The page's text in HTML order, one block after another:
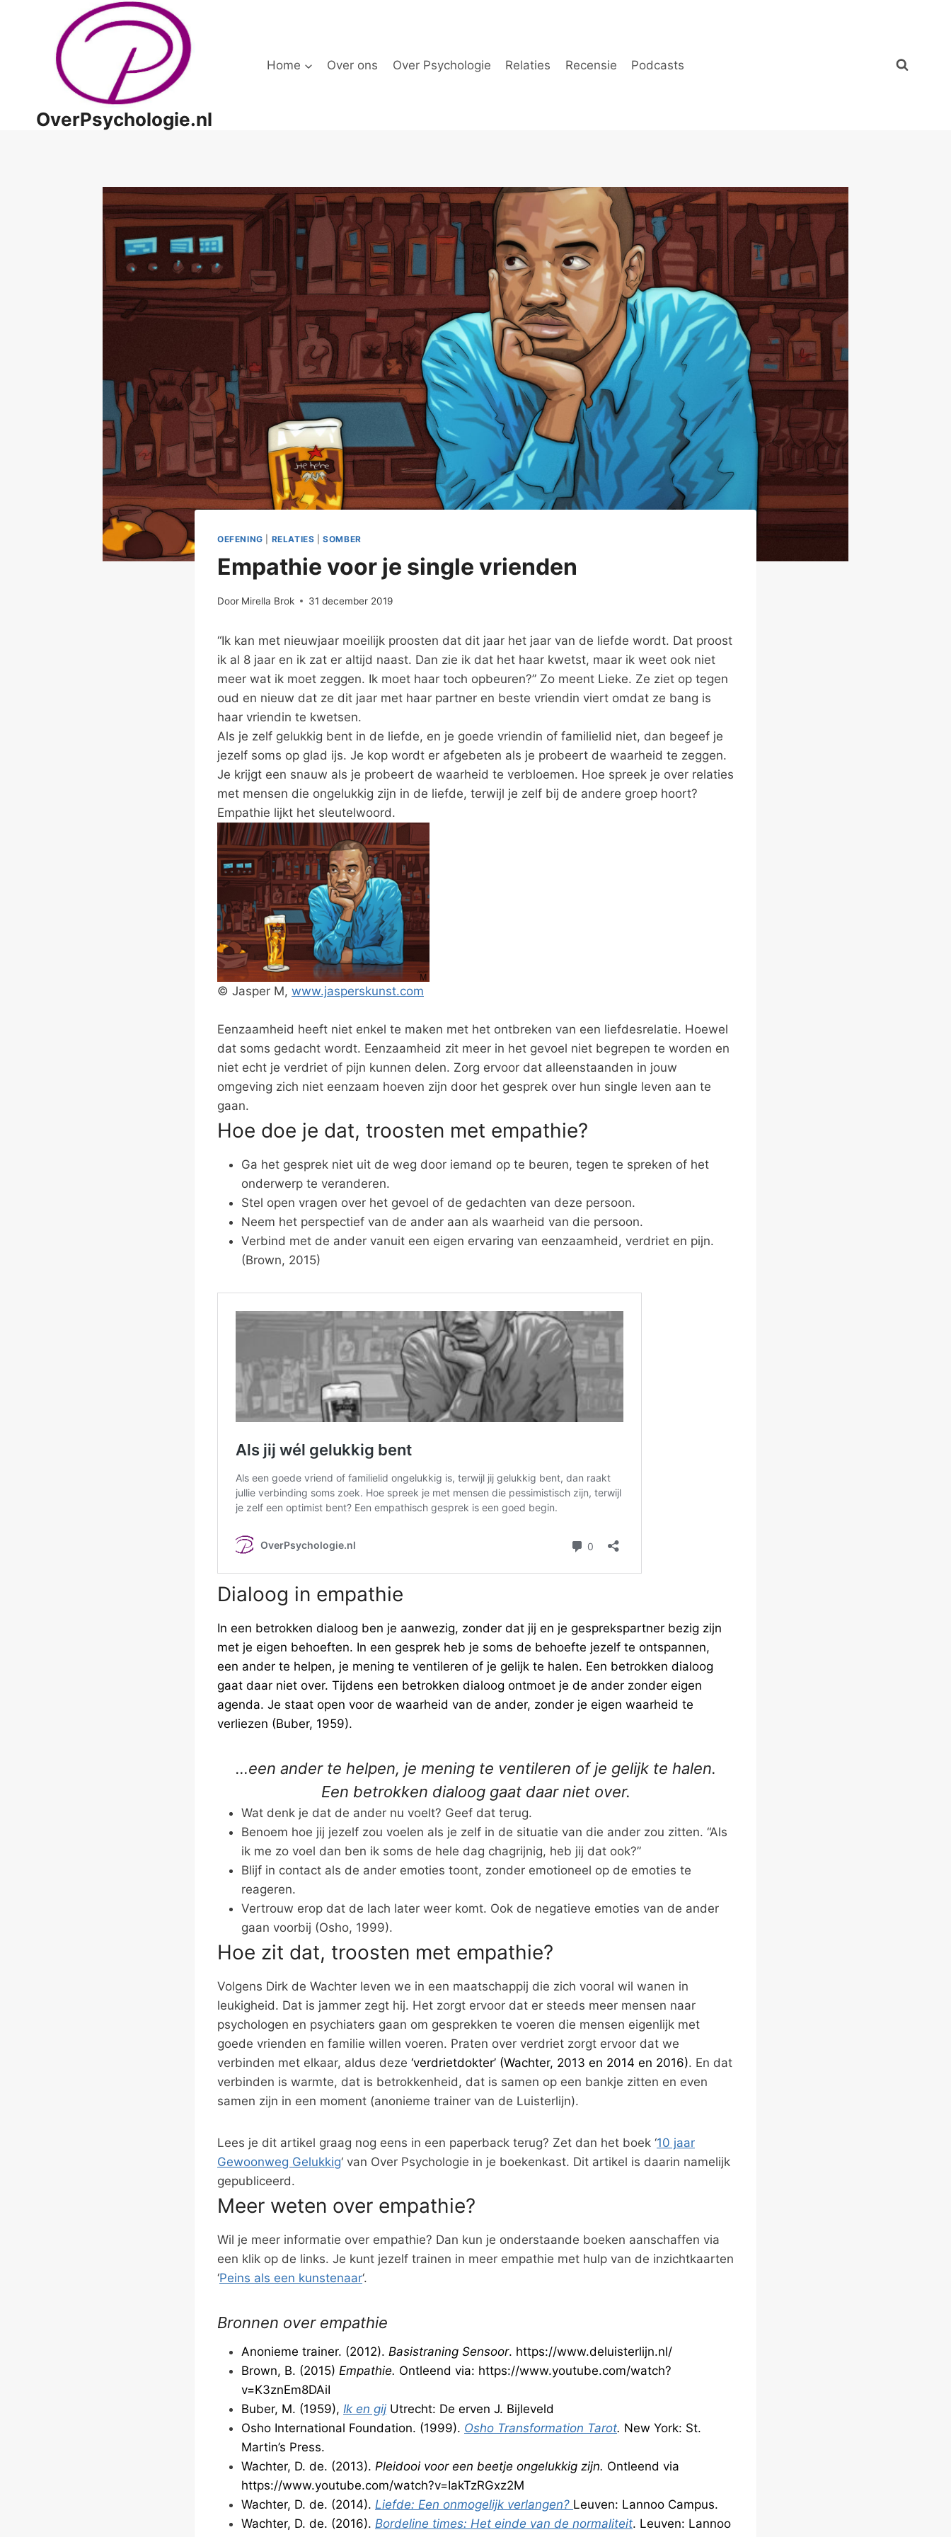
OverPsychologie.nl
Home Over ons Over Psychologie Relaties Recensie Podcasts
OEFENING RELATIES |SOMBER
Empathie voor je single vrienden
Door Mirella Brok 31 december 2019
“Ik kan met nieuwjaar moeilijk proosten dat dit jaar het jaar van de liefde wordt. Dat proost
ik al 8 jaar en ik zat er altijd naast. Dan zie ik dat het haar kwetst, maar ik weet ook niet
meer wat ik moet zeggen. Ik moet haar toch opbeuren?” Zo meent Lieke. Ze ziet op tegen
oud en nieuw dat ze dit jaar met haar partner en beste vriendin viert omdat ze bang is
haar vriendin te kwetsen.
Als je zelf gelukkig bent in de liefde, en je goede vriendin of familielid niet, dan begeef je
jezelf soms op glad ijs. Je kop wordt er afgebeten als je probeert de waarheid te zeggen.
Je krijgt een snauw als je probeert de waarheid te verbloemen. Hoe spreek je over relaties
met mensen die ongelukkig zijn in de liefde, terwijl je zelf bij de andere groep hoort?
Empathie lijkt het sleutelwoord.
© Jasper M, www.jasperskunst.com
Eenzaamheid heeft niet enkel te maken met het ontbreken van een liefdesrelatie. Hoewel
dat soms gedacht wordt. Eenzaamheid zit meer in het gevoel niet begrepen te worden en
niet echt je verdriet of pijn kunnen delen. Zorg ervoor dat alleenstaanden in jouw
omgeving zich niet eenzaam hoeven zijn door het gesprek over hun single leven aan te
gaan.
Hoe doe je dat, troosten met empathie?
Ga het gesprek niet uit de weg door iemand op te beuren, tegen te spreken of het
onderwerp te veranderen.
Stel open vragen over het gevoel of de gedachten van deze persoon.
Neem het perspectief van de ander aan als waarheid van die persoon.
Verbind met de ander vanuit een eigen ervaring van eenzaamheid, verdriet en pijn.
(Brown, 2015)
Dialoog in empathie
In een betrokken dialoog ben je aanwezig, zonder dat jij en je gesprekspartner bezig zijn
met je eigen behoeften. In een gesprek heb je soms de behoefte jezelf te ontspannen,
een ander te helpen, je mening te ventileren of je gelijk te halen. Een betrokken dialoog
gaat daar niet over. Tijdens een betrokken dialoog ontmoet je de ander zonder eigen
agenda. Je staat open voor de waarheid van de ander, zonder je eigen waarheid te
verliezen (Buber, 1959).
…een ander te helpen, je mening te ventileren of je gelijk te halen.
Een betrokken dialoog gaat daar niet over.
Wat denk je dat de ander nu voelt? Geef dat terug.
Benoem hoe jij jezelf zou voelen als je zelf in de situatie van die ander zou zitten. “Als
ik me zo voel dan ben ik soms de hele dag chagrijnig, heb jij dat ook?”
Blijf in contact als de ander emoties toont, zonder emotioneel op de emoties te
reageren.
Vertrouw erop dat de lach later weer komt. Ook de negatieve emoties van de ander
gaan voorbij (Osho, 1999).
Hoe zit dat, troosten met empathie?
Volgens Dirk de Wachter leven we in een maatschappij die zich vooral wil wanen in
leukigheid. Dat is jammer zegt hij. Het zorgt ervoor dat er steeds meer mensen naar
psychologen en psychiaters gaan om gesprekken te voeren die mensen eigenlijk met
goede vrienden en familie willen voeren. Praten over verdriet zorgt ervoor dat we
verbinden met elkaar, aldus deze ‘verdrietdokter’ (Wachter, 2013 en 2014 en 2016). En dat
verbinden is warmte, dat is betrokkenheid, dat is samen op een bankje zitten en even
samen zijn in een moment (anonieme trainer van de Luisterlijn).
Lees je dit artikel graag nog eens in een paperback terug? Zet dan het boek ‘10 jaar
Gewoonweg Gelukkig‘ van Over Psychologie in je boekenkast. Dit artikel is daarin namelijk
gepubliceerd.
Meer weten over empathie?
Wil je meer informatie over empathie? Dan kun je onderstaande boeken aanschaffen via
een klik op de links. Je kunt jezelf trainen in meer empathie met hulp van de inzichtkaarten
‘Peins als een kunstenaar‘.
Bronnen over empathie
Anonieme trainer. (2012). Basistraning Sensoor. https://www.deluisterlijn.nl/
Brown, B. (2015) Empathie. Ontleend via: https://www.youtube.com/watch?
v=K3znEm8DAiI
Buber, M. (1959), Ik en gij Utrecht: De erven J. Bijleveld
Osho International Foundation. (1999). Osho Transformation Tarot. New York: St.
Martin’s Press.
Wachter, D. de. (2013). Pleidooi voor een beetje ongelukkig zijn. Ontleend via
https://www.youtube.com/watch?v=IakTzRGxz2M
Wachter, D. de. (2014). Liefde: Een onmogelijk verlangen? Leuven: Lannoo Campus.
Wachter, D. de. (2016). Bordeline times: Het einde van de normaliteit. Leuven: Lannoo